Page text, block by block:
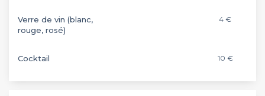
Verre de vin (blanc,
rouge, rosé)
4 €
Cocktail 10 €